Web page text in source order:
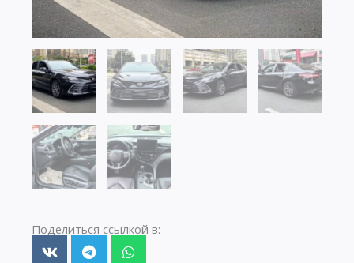
Поделиться ссылкой в: